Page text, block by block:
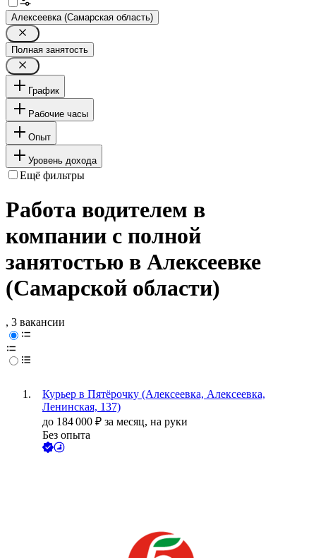
Алексеевка (Самарская область)
Полная занятость
График
Рабочие часы
Опыт
Уровень дохода
Ещё фильтры
Работа водителем в
компании с полной
занятостью в Алексеевке
(Самарской области)
, 3 вакансии
Курьер в Пятёрочку (Алексеевка, Алексеевка,
Ленинская, 137)
до 184 000 ₽ за месяц, на руки
Без опыта